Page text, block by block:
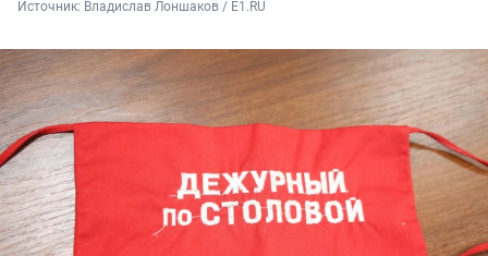
Источник: Владислав Лоншаков / E1.RU